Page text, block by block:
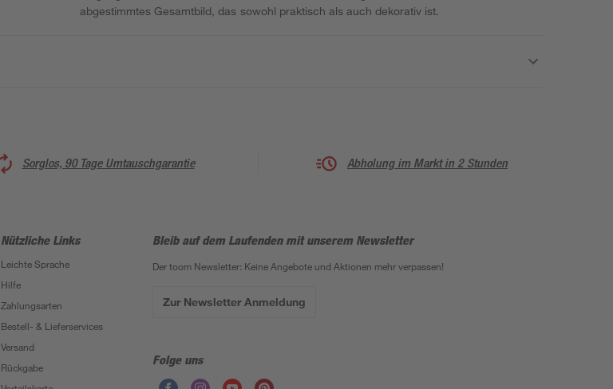
abgestimmtes Gesamtbild, das sowohl praktisch als auch dekorativ ist.
Sorglos, 90 Tage Umtauschgarantie Abholung im Markt in 2 Stunden
Nützliche Links
Leichte Sprache
Hilfe
Zahlungsarten
Bestell- & Lieferservices
Versand
Rückgabe
Bleib auf dem Laufenden mit unserem Newsletter
Der toom Newsletter: Keine Angebote und Aktionen mehr verpassen!
Zur Newsletter Anmeldung
Folge uns